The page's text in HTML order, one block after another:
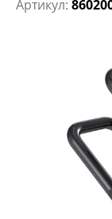
Артикул: